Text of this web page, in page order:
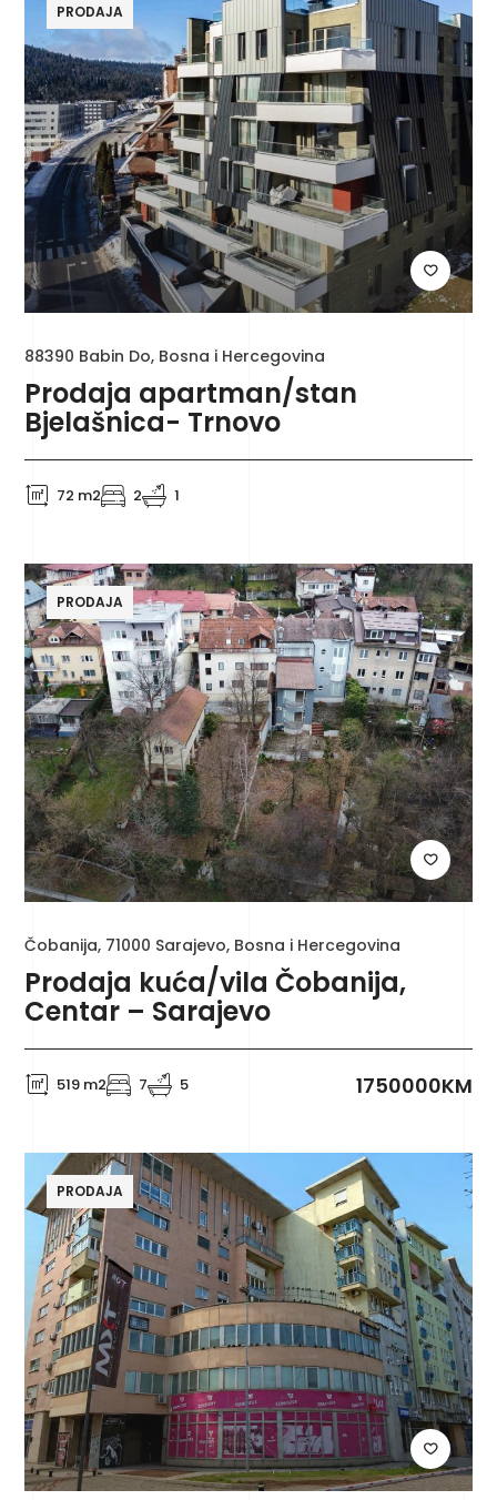
PRODAJA
88390 Babin Do, Bosna i Hercegovina
Prodaja apartman/stan
Bjelašnica- Trnovo
72 m2 2 1
PRODAJA
Čobanija, 71000 Sarajevo, Bosna i Hercegovina
Prodaja kuća/vila Čobanija,
Centar – Sarajevo
519 m2 7 5 1750000KM
PRODAJA